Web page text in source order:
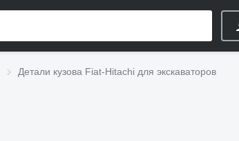
Детали кузова Fiat-Hitachi для экскаваторов